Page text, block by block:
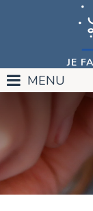
JE
MENU